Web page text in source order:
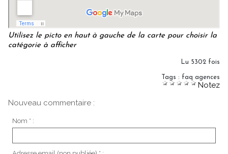
Utilisez le picto en haut à gauche de la carte pour choisir la
catégorie à afficher
Lu 5302 fois
Tags : faq agences
Notez
Nouveau commentaire :
Nom * :